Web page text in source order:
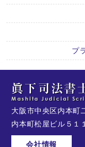
プ
大阪市中央区内本町
内本町松屋ビル５１
会社情報